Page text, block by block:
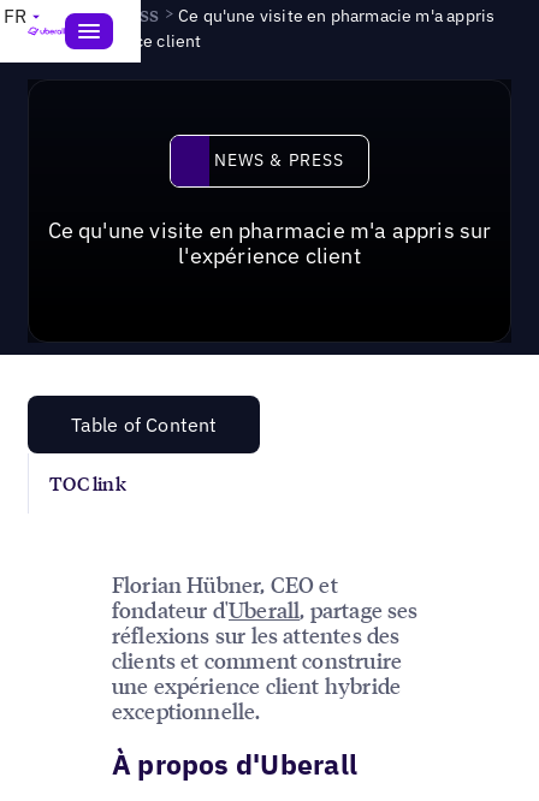
FR News & Press >Ce qu'une visite en pharmacie m'a appris
sur l'expérience client
News & Press
NEWS & PRESS
Ce qu'une visite en pharmacie m'a appris sur
l'expérience client
Table of Content
TOC link
Florian Hübner, CEO et
fondateur d'Uberall, partage ses
réflexions sur les attentes des
clients et comment construire
une expérience client hybride
exceptionnelle.
À propos d'Uberall